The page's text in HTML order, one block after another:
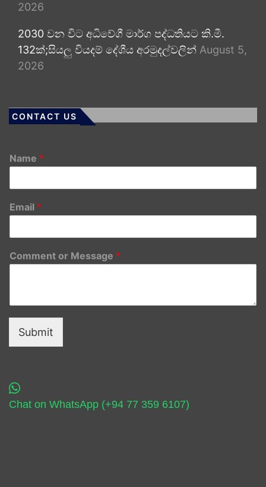
2026
2030 වන විට අධිවේගී මාර්ග පද්ධතියට කි.මී.
132ක්;සියලු වියදම් දේශීය අරමුදල්වලින් August 5,
2026
CONTACT US
Name *
Email *
Comment or Message *
Submit
Chat on WhatsApp (+94 77 359 6107)